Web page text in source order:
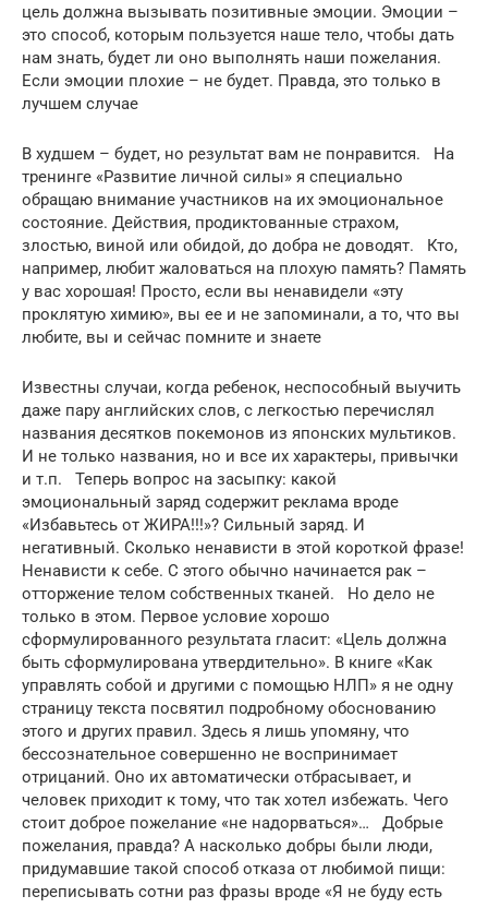
цель должна вызывать позитивные эмоции. Эмоции –
это способ, которым пользуется наше тело, чтобы дать
нам знать, будет ли оно выполнять наши пожелания.
Если эмоции плохие – не будет. Правда, это только в
лучшем случае
В худшем – будет, но результат вам не понравится. На
тренинге «Развитие личной силы» я специально
обращаю внимание участников на их эмоциональное
состояние. Действия, продиктованные страхом,
злостью, виной или обидой, до добра не доводят. Кто,
например, любит жаловаться на плохую память? Память
у вас хорошая! Просто, если вы ненавидели «эту
проклятую химию», вы ее и не запоминали, а то, что вы
любите, вы и сейчас помните и знаете
Известны случаи, когда ребенок, неспособный выучить
даже пару английских слов, с легкостью перечислял
названия десятков покемонов из японских мультиков.
И не только названия, но и все их характеры, привычки
и т.п. Теперь вопрос на засыпку: какой
эмоциональный заряд содержит реклама вроде
«Избавьтесь от ЖИРА!!!»? Сильный заряд. И
негативный. Сколько ненависти в этой короткой фразе!
Ненависти к себе. С этого обычно начинается рак –
отторжение телом собственных тканей. Но дело не
только в этом. Первое условие хорошо
сформулированного результата гласит: «Цель должна
быть сформулирована утвердительно». В книге «Как
управлять собой и другими с помощью НЛП» я не одну
страницу текста посвятил подробному обоснованию
этого и других правил. Здесь я лишь упомяну, что
бессознательное совершенно не воспринимает
отрицаний. Оно их автоматически отбрасывает, и
человек приходит к тому, что так хотел избежать. Чего
стоит доброе пожелание «не надорваться»… Добрые
пожелания, правда? А насколько добры были люди,
придумавшие такой способ отказа от любимой пищи:
переписывать сотни раз фразы вроде «Я не буду есть